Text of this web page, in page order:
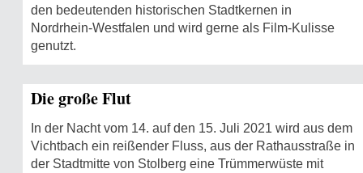
den bedeutenden historischen Stadtkernen in
Nordrhein-Westfalen und wird gerne als Film-Kulisse
genutzt.
Die große Flut
In der Nacht vom 14. auf den 15. Juli 2021 wird aus dem
Vichtbach ein reißender Fluss, aus der Rathausstraße in
der Stadtmitte von Stolberg eine Trümmerwüste mit